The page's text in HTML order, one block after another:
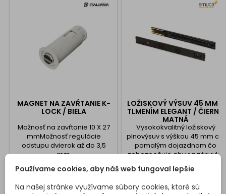
MAGNET NA ZAVŔTANIE K-
LOCK / BIELA
Možnosť na zavŕtanie 10 X 27
mmMožnosť regulácie
odstupu dvierok až do 3,5
mm
Cena
3,23 €
 Vložiť do košíka
LOŽISKOVÝ VÝSUV 45 MM S
TLMENÍM ELEGANT / ČIERNA
MATNÁ
Vysokokvalitný ložiskový
plnovýsuv s výškou 45 mm a s
pomalým dojazdnom čo
zabezpečuje aby sa zásuvka
vždy zatvoria a nebúchala.
Cena
11,40 €/pár
 Vložiť do košíka
Používame cookies, aby náš web fungoval lepšie
Na našej stránke využívame súbory cookies, ktoré sú